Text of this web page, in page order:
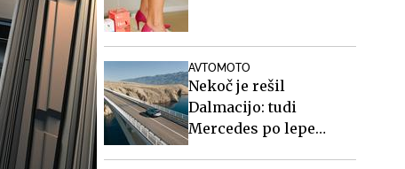
AVTOMOTO
Nekoč je rešil
Dalmacijo: tudi
Mercedes po lepe